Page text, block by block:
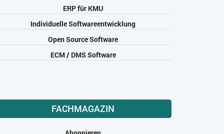
ERP für KMU
Individuelle Softwareentwicklung
Open Source Software
ECM / DMS Software
FACHMAGAZIN